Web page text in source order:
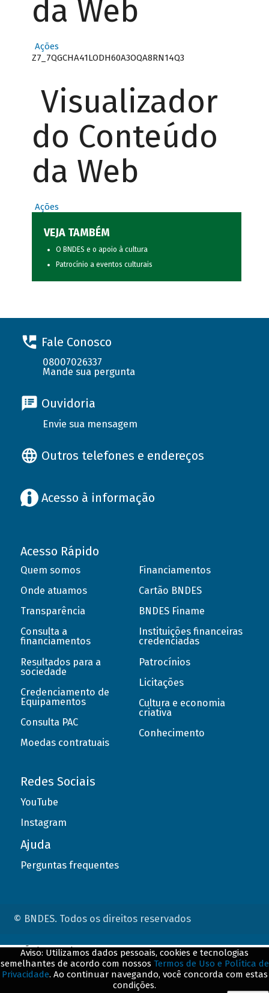
da Web
Ações
Z7_7QGCHA41LODH60A3OQA8RN14Q3
Visualizador
do Conteúdo
da Web
Ações
VEJA TAMBÉM
O BNDES e o apoio à cultura
Patrocínio a eventos culturais
Fale Conosco
08007026337
Mande sua pergunta
Ouvidoria
Envie sua mensagem
Outros telefones e endereços
Acesso à informação
Acesso Rápido
Quem somos
Onde atuamos
Transparência
Consulta a
financiamentos
Resultados para a
sociedade
Credenciamento de
Equipamentos
Consulta PAC
Moedas contratuais
Financiamentos
Cartão BNDES
BNDES Finame
Instituições financeiras
credenciadas
Patrocínios
Licitações
Cultura e economia
criativa
Conhecimento
Redes Sociais
YouTube
Instagram
Ajuda
Perguntas frequentes
© BNDES. Todos os direitos reservados
Aviso: Utilizamos dados pessoais, cookies e tecnologias
semelhantes de acordo com nossos Termos de Uso e Política de
Privacidade. Ao continuar navegando, você concorda com estas
condições.
ConteÃºdo complementar
${title}${badge}